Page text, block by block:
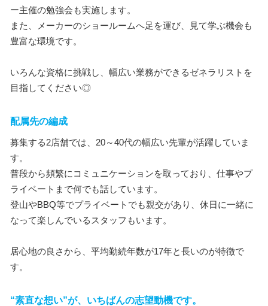
ー主催の勉強会も実施します。
また、メーカーのショールームへ足を運び、見て学ぶ機会も
豊富な環境です。
いろんな資格に挑戦し、幅広い業務ができるゼネラリストを
目指してください◎
配属先の編成
募集する2店舗では、20～40代の幅広い先輩が活躍していま
す。
普段から頻繁にコミュニケーションを取っており、仕事やプ
ライベートまで何でも話しています。
登山やBBQ等でプライベートでも親交があり、休日に一緒に
なって楽しんでいるスタッフもいます。
居心地の良さから、平均勤続年数が17年と長いのが特徴で
す。
“素直な想い”が、いちばんの志望動機です。